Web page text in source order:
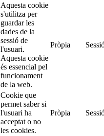
Aquesta cookie
s'utilitza per
guardar les
dades de la
sessió de
l'usuari.
Aquesta cookie
és essencial pel
funcionament
de la web.
Pròpia
Cookie que
permet saber si
l'usuari ha
acceptat o no
les cookies.
Pròpia